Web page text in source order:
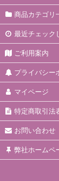
商品カテゴリ
最近チェック
ご利用案内
プライバシー
マイページ
特定商取引法
お問い合わせ
弊社ホームペ